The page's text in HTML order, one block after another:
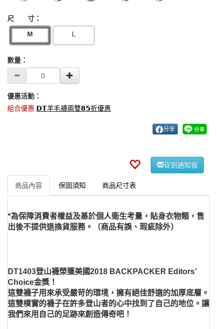
尺 寸：
M
L
數量：
優惠活動：
組合優惠 𝗗𝗧羊毛襪兩雙𝟴𝟱折優惠
分享
貨到通知我
商品內容 保固須知 商品尺寸表
*為保障消費者權益及基於個人衛生考量，貼身衣物類，售
出後不提供退換貨服務。（商品有誤、瑕疵除外）
DT1403登山襪榮獲美國2018 BACKPACKER Editors’
Choice金獎！
這雙襪子用來承受嚴苛的環境，擁有絕佳舒適的加厚底層。
這雙樸實的襪子在許多登山者的心中找到了自己的地位。讓
我們來用自己的足跡來創造傳奇吧！